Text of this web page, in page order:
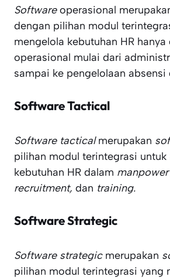
Softwareoperasional
dengan pilihan modul
mengelola kebutuhan HR
operasional mulai dari
sampai ke pengelolaan absensi
Software Tactical
Software tacticalmerupakan
pilihan modul terintegrasi untuk
kebutuhan HR dalam
recruitment, dan training.
Software Strategic
Software strategicmerupakan
pilihan modul terintegrasi yang